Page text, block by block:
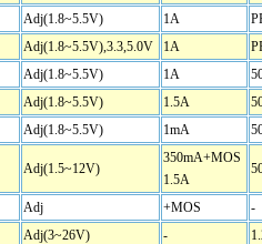
Adj(1.8~5.5V) 1A
Adj(1.8~5.5V),3.3,5.0V 1A
Adj(1.8~5.5V) 1A
Adj(1.8~5.5V) 1.5A
Adj(1.8~5.5V) 1mA
Adj(1.5~12V)
350mA+MOS
1.5A
Adj +MOS
-
Adj(3~26V) -